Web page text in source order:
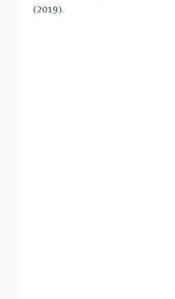
(2019).